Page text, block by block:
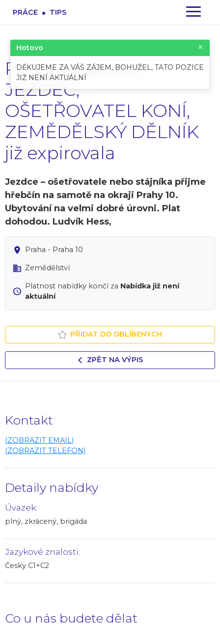
PRÁCE . TIPS
Pracovní pozice:
JEZDEC,
OŠETŘOVATEL KONÍ,
ZEMĚDĚLSKÝ DĚLNÍK
již expirovala
Jezdce – ošetřovatele nebo stájníka přijme
hřebčín na samotě na okraji Prahy 10.
Ubytování na velmi dobré úrovni. Plat
dohodou. Ludvík Hess,
Praha - Praha 10
Zemědělství
Platnost nabídky končí za Nabídka již není
aktuální
PŘIDAT DO OBLÍBENÝCH
ZPĚT NA VÝPIS
Kontakt
(ZOBRAZIT EMAIL)
(ZOBRAZIT TELEFON)
Detaily nabídky
Úvazek:
plný, zkrácený, brigáda
Jazykové znalosti:
Česky C1+C2
Co u nás budete dělat
Hotovo ×
DĚKUJEME ZA VÁŠ ZÁJEM, BOHUŽEL, TATO POZICE
JIŽ NENÍ AKTUÁLNÍ